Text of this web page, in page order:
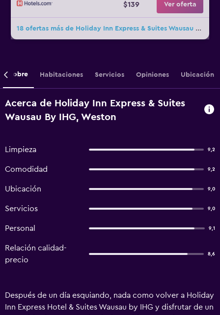
$139 Ver oferta
18 ofertas más de Holiday Inn Express & Suites Wausau By IHG
Sobre Habitaciones Servicios Opiniones Ubicación
Acerca de Holiday Inn Express & Suites
Wausau By IHG, Weston
Limpieza 9,2
Comodidad 9,2
Ubicación 9,0
Servicios 9,0
Personal 9,1
Relación calidad-
precio
8,6
Después de un día esquiando, nada como volver a Holiday
Inn Express Hotel & Suites Wausau by IHG y disfrutar de un